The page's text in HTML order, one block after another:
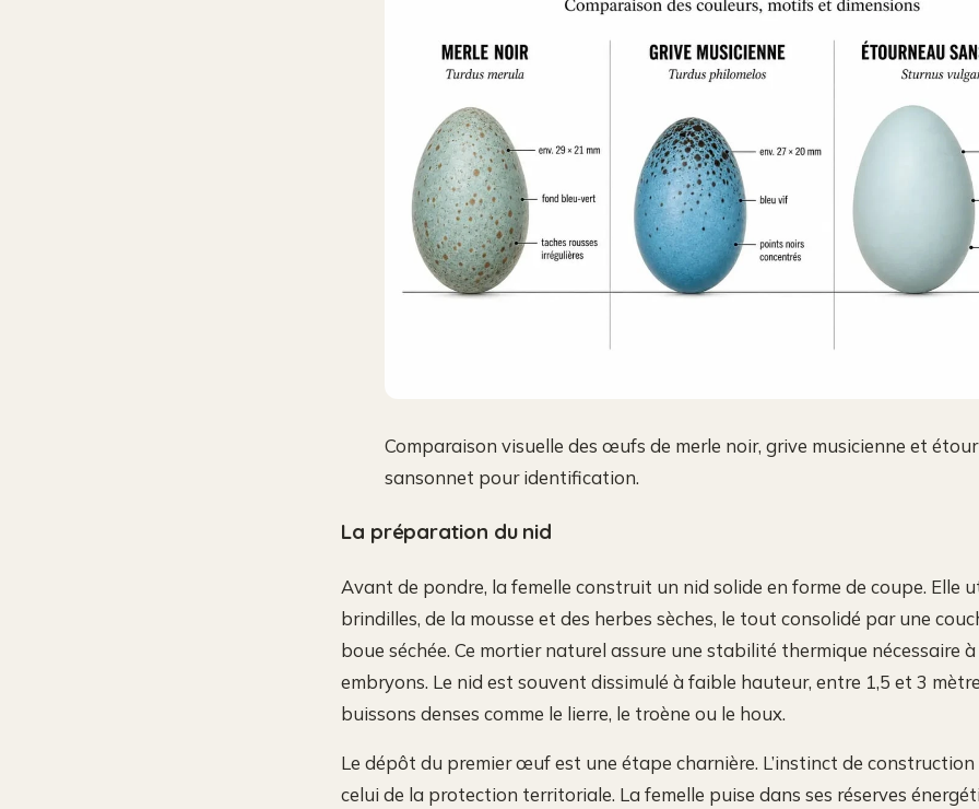
Comparaison visuelle des œufs de merle noir, grive musicienne et
sansonnet pour identification.
La préparation du nid
Avant de pondre, la femelle construit un nid solide en forme de coupe. Elle
brindilles, de la mousse et des herbes sèches, le tout consolidé par une
boue séchée. Ce mortier naturel assure une stabilité thermique nécessaire
embryons. Le nid est souvent dissimulé à faible hauteur, entre 1,5 et 3
buissons denses comme le lierre, le troène ou le houx.
Le dépôt du premier œuf est une étape charnière. L’instinct de construction
celui de la protection territoriale. La femelle puise dans ses réserves